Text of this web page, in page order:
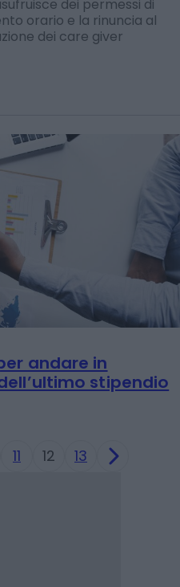
dei permessi di
orario e la rinuncia al
dei care giver
andare in
stipendio
11 12 13